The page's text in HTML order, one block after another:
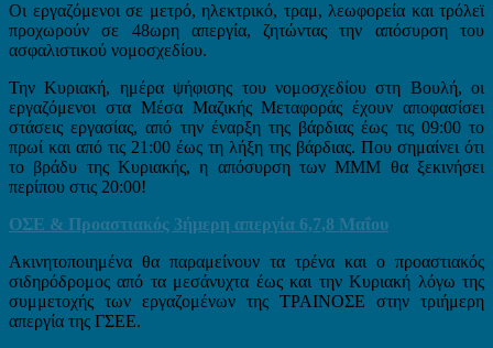
Οι εργαζόμενοι σε μετρό, ηλεκτρικό, τραμ, λεωφορεία και τρόλεϊ
προχωρούν σε 48ωρη απεργία, ζητώντας την απόσυρση του
ασφαλιστικού νομοσχεδίου.
Την Κυριακή, ημέρα ψήφισης του νομοσχεδίου στη Βουλή, οι
εργαζόμενοι στα Μέσα Μαζικής Μεταφοράς έχουν αποφασίσει
στάσεις εργασίας, από την έναρξη της βάρδιας έως τις 09:00 το
πρωί και από τις 21:00 έως τη λήξη της βάρδιας. Που σημαίνει ότι
το βράδυ της Κυριακής, η απόσυρση των ΜΜΜ θα ξεκινήσει
περίπου στις 20:00!
ΟΣΕ & Προαστιακός 3ήμερη απεργία 6,7,8 Μαΐου
Ακινητοποιημένα θα παραμείνουν τα τρένα και ο προαστιακός
σιδηρόδρομος από τα μεσάνυχτα έως και την Κυριακή λόγω της
συμμετοχής των εργαζομένων της ΤΡΑΙΝΟΣΕ στην τριήμερη
απεργία της ΓΣΕΕ.